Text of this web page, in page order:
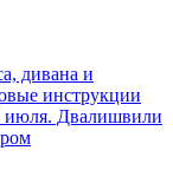
дивана и
инструкции
июля. Двалишвили